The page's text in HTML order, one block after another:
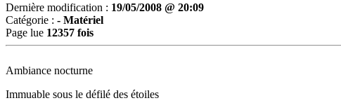
Dernière modification : 19/05/2008 @ 20:09
Catégorie : - Matériel
Page lue 12357 fois
Ambiance nocturne
Immuable sous le défilé des étoiles